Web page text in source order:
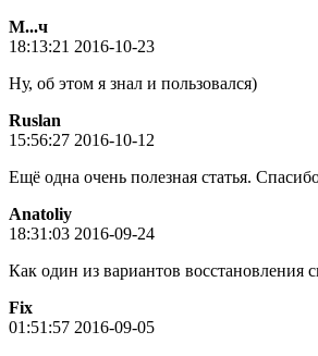
М...ч
18:13:21 2016-10-23
Ну, об этом я знал и пользовался)
Ruslan
15:56:27 2016-10-12
Ещё одна очень полезная статья.
Anatoliy
18:31:03 2016-09-24
Как один из вариантов восстановления
Fix
01:51:57 2016-09-05